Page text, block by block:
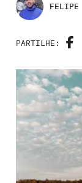
PARTILHE: